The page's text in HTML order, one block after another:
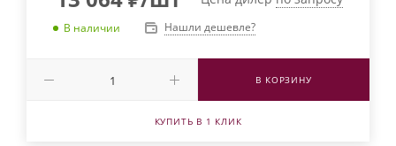
В наличии Нашли дешевле?
В КОРЗИНУ
КУПИТЬ В 1 КЛИК